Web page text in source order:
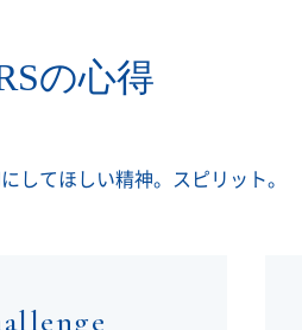
の心得
してほしい精神。 スピリット。